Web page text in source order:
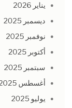
يناير 2026
ديسمبر 2025
نوفمبر 2025
أكتوبر 2025
سبتمبر 2025
أغسطس 2025
يوليو 2025